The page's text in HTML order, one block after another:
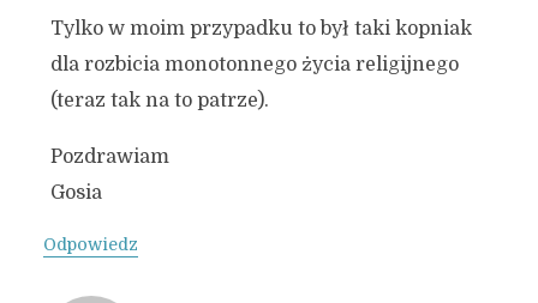
Tylko w moim przypadku to był taki kopniak
dla rozbicia monotonnego życia religijnego
(teraz tak na to patrze).
Pozdrawiam
Gosia
Odpowiedz